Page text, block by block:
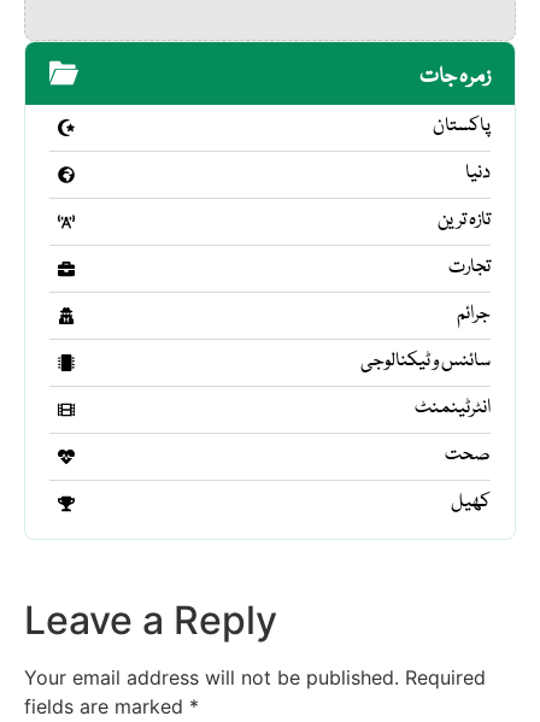
زمرہ جات
پاکستان
دنیا
تازہ ترین
تجارت
جرائم
سائنس و ٹیکنالوجی
انٹرٹینمنٹ
صحت
کھیل
Leave a Reply
Your email address will not be published. Required
fields are marked *